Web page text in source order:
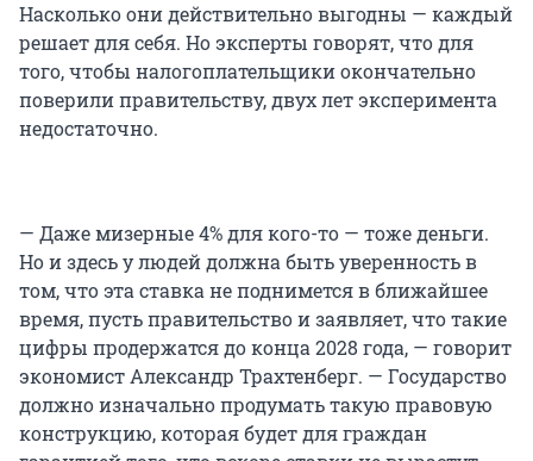
Насколько они действительно выгодны — каждый
решает для себя. Но эксперты говорят, что для
того, чтобы налогоплательщики окончательно
поверили правительству, двух лет эксперимента
недостаточно.
— Даже мизерные 4% для кого-то — тоже деньги.
Но и здесь у людей должна быть уверенность в
том, что эта ставка не поднимется в ближайшее
время, пусть правительство и заявляет, что такие
цифры продержатся до конца 2028 года, — говорит
экономист Александр Трахтенберг. — Государство
должно изначально продумать такую правовую
конструкцию, которая будет для граждан